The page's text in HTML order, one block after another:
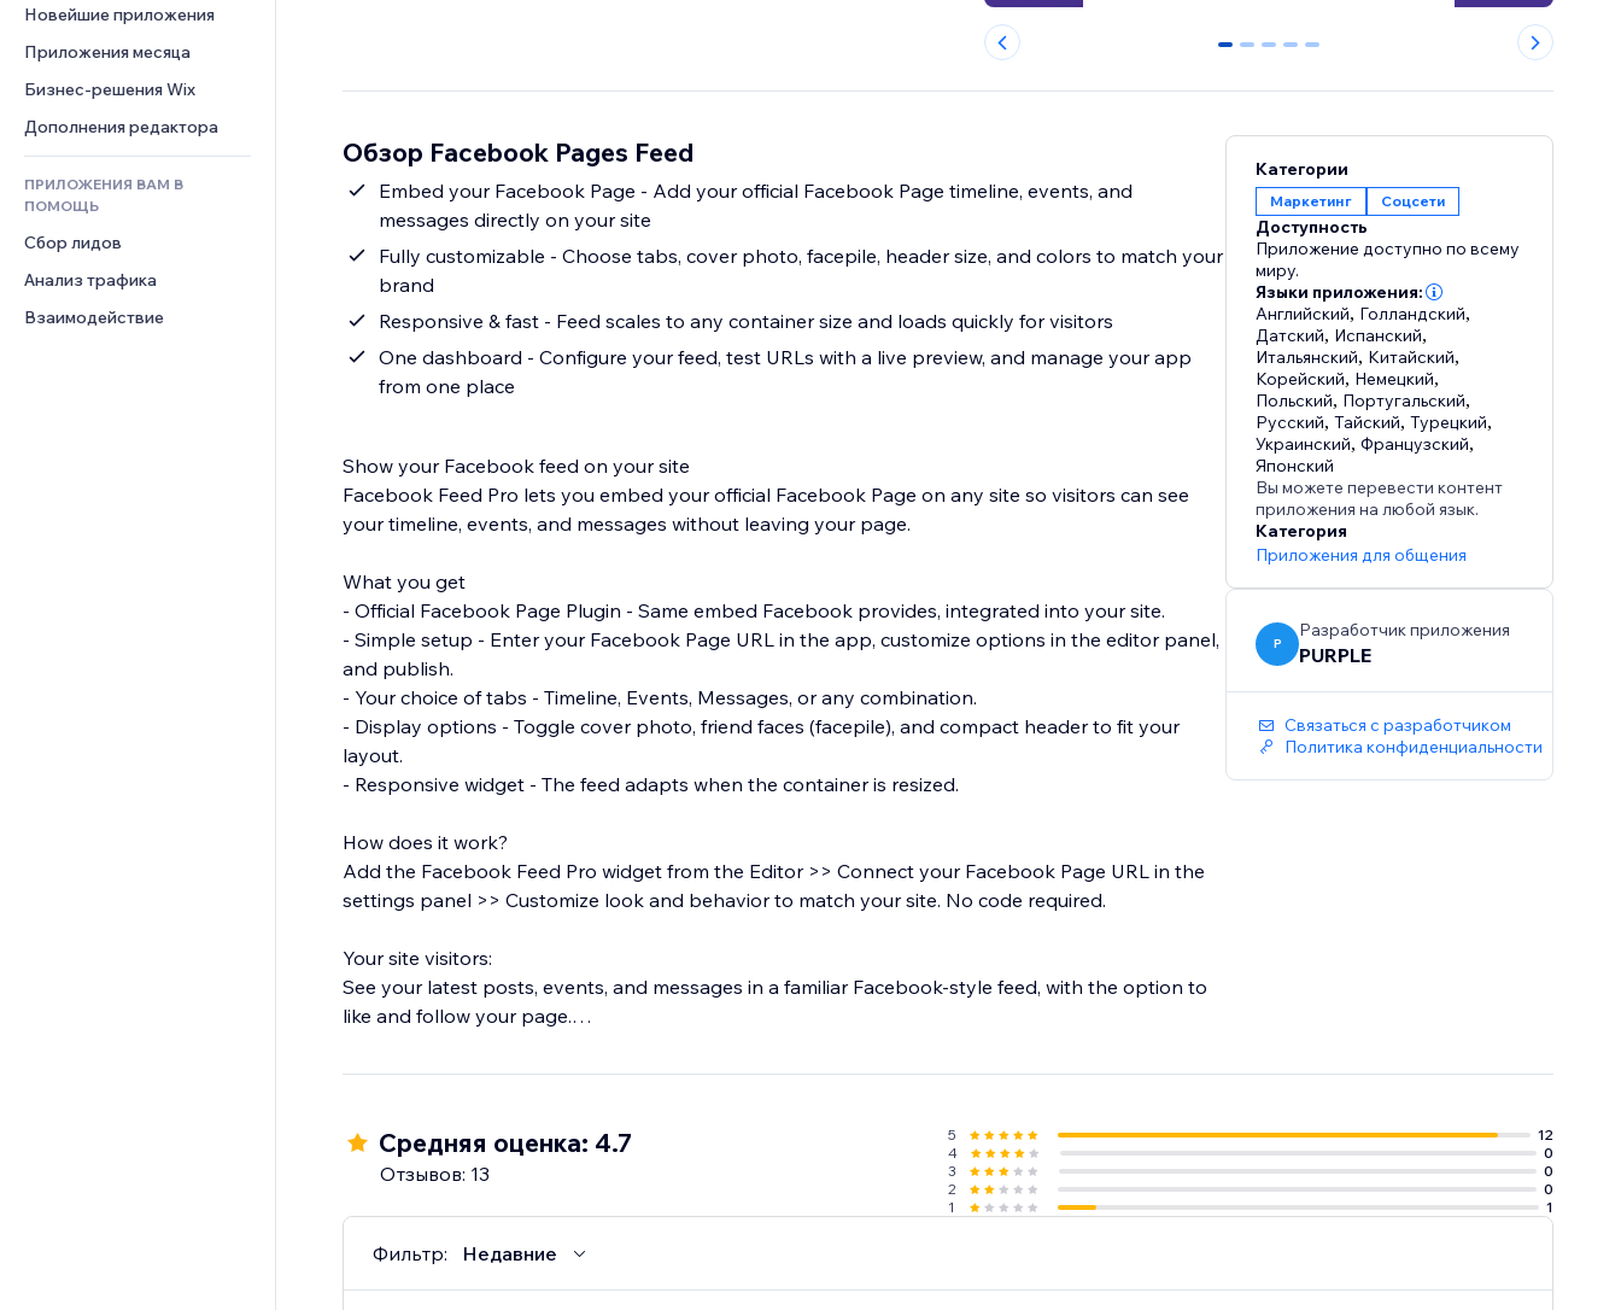
Складские услуги
Еда и напитки
PDF
Обмен файлами
Новости
Баннеры и значки
Калькуляторы
Погода
Графики и таблицы
Чат
Комментарии
Телефон
Сообщество
Отзывы и комментарии
Управление отношениями с
клиентом (CRM)
Новейшие приложения
Приложения месяца
Бизнес-решения Wix
Дополнения редактора
ПРИЛОЖЕНИЯ ВАМ В
ПОМОЩЬ
Сбор лидов
Анализ трафика
Взаимодействие
0 1 2 3 4
Обзор Facebook Pages Feed
Embed your Facebook Page - Add your official Facebook Page timeline, events, and
messages directly on your site
Fully customizable - Choose tabs, cover photo, facepile, header size, and colors to match your
brand
Responsive & fast - Feed scales to any container size and loads quickly for visitors
One dashboard - Configure your feed, test URLs with a live preview, and manage your app
from one place
Show your Facebook feed on your site
Facebook Feed Pro lets you embed your official Facebook Page on any site so visitors can see
your timeline, events, and messages without leaving your page.
What you get
- Official Facebook Page Plugin - Same embed Facebook provides, integrated into your site.
- Simple setup - Enter your Facebook Page URL in the app, customize options in the editor panel,
and publish.
- Your choice of tabs - Timeline, Events, Messages, or any combination.
- Display options - Toggle cover photo, friend faces (facepile), and compact header to fit your
layout.
- Responsive widget - The feed adapts when the container is resized.
How does it work?
Add the Facebook Feed Pro widget from the Editor >> Connect your Facebook Page URL in the
settings panel >> Customize look and behavior to match your site. No code required.
Your site visitors:
See your latest posts, events, and messages in a familiar Facebook-style feed, with the option to
like and follow your page.
is.
Категории
Маркетинг Соцсети
Доступность
Приложение доступно по всему
миру.
Языки приложения:
Английский, Голландский,
Датский, Испанский,
Итальянский, Китайский,
Корейский, Немецкий,
Польский, Португальский,
Русский,Тайский,Турецкий,
Украинский,Французский,
Японский
Вы можете перевести контент
приложения на любой язык.
Категория
Приложения для общения
P
Разработчик приложения
PURPLE
Связаться с разработчиком
Политика конфиденциальности
Средняя оценка: 4.7
Отзывов: 13
5
12
4
0
3
0
2
0
1
1
Фильтр: Недавние